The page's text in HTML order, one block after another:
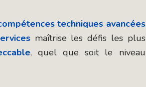
techniques avancées
maîtrise les défis les plus
, quel que soit le niveau